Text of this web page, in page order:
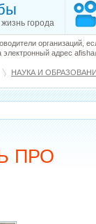
города
организаций,
адрес
НАУКА И
ПРО